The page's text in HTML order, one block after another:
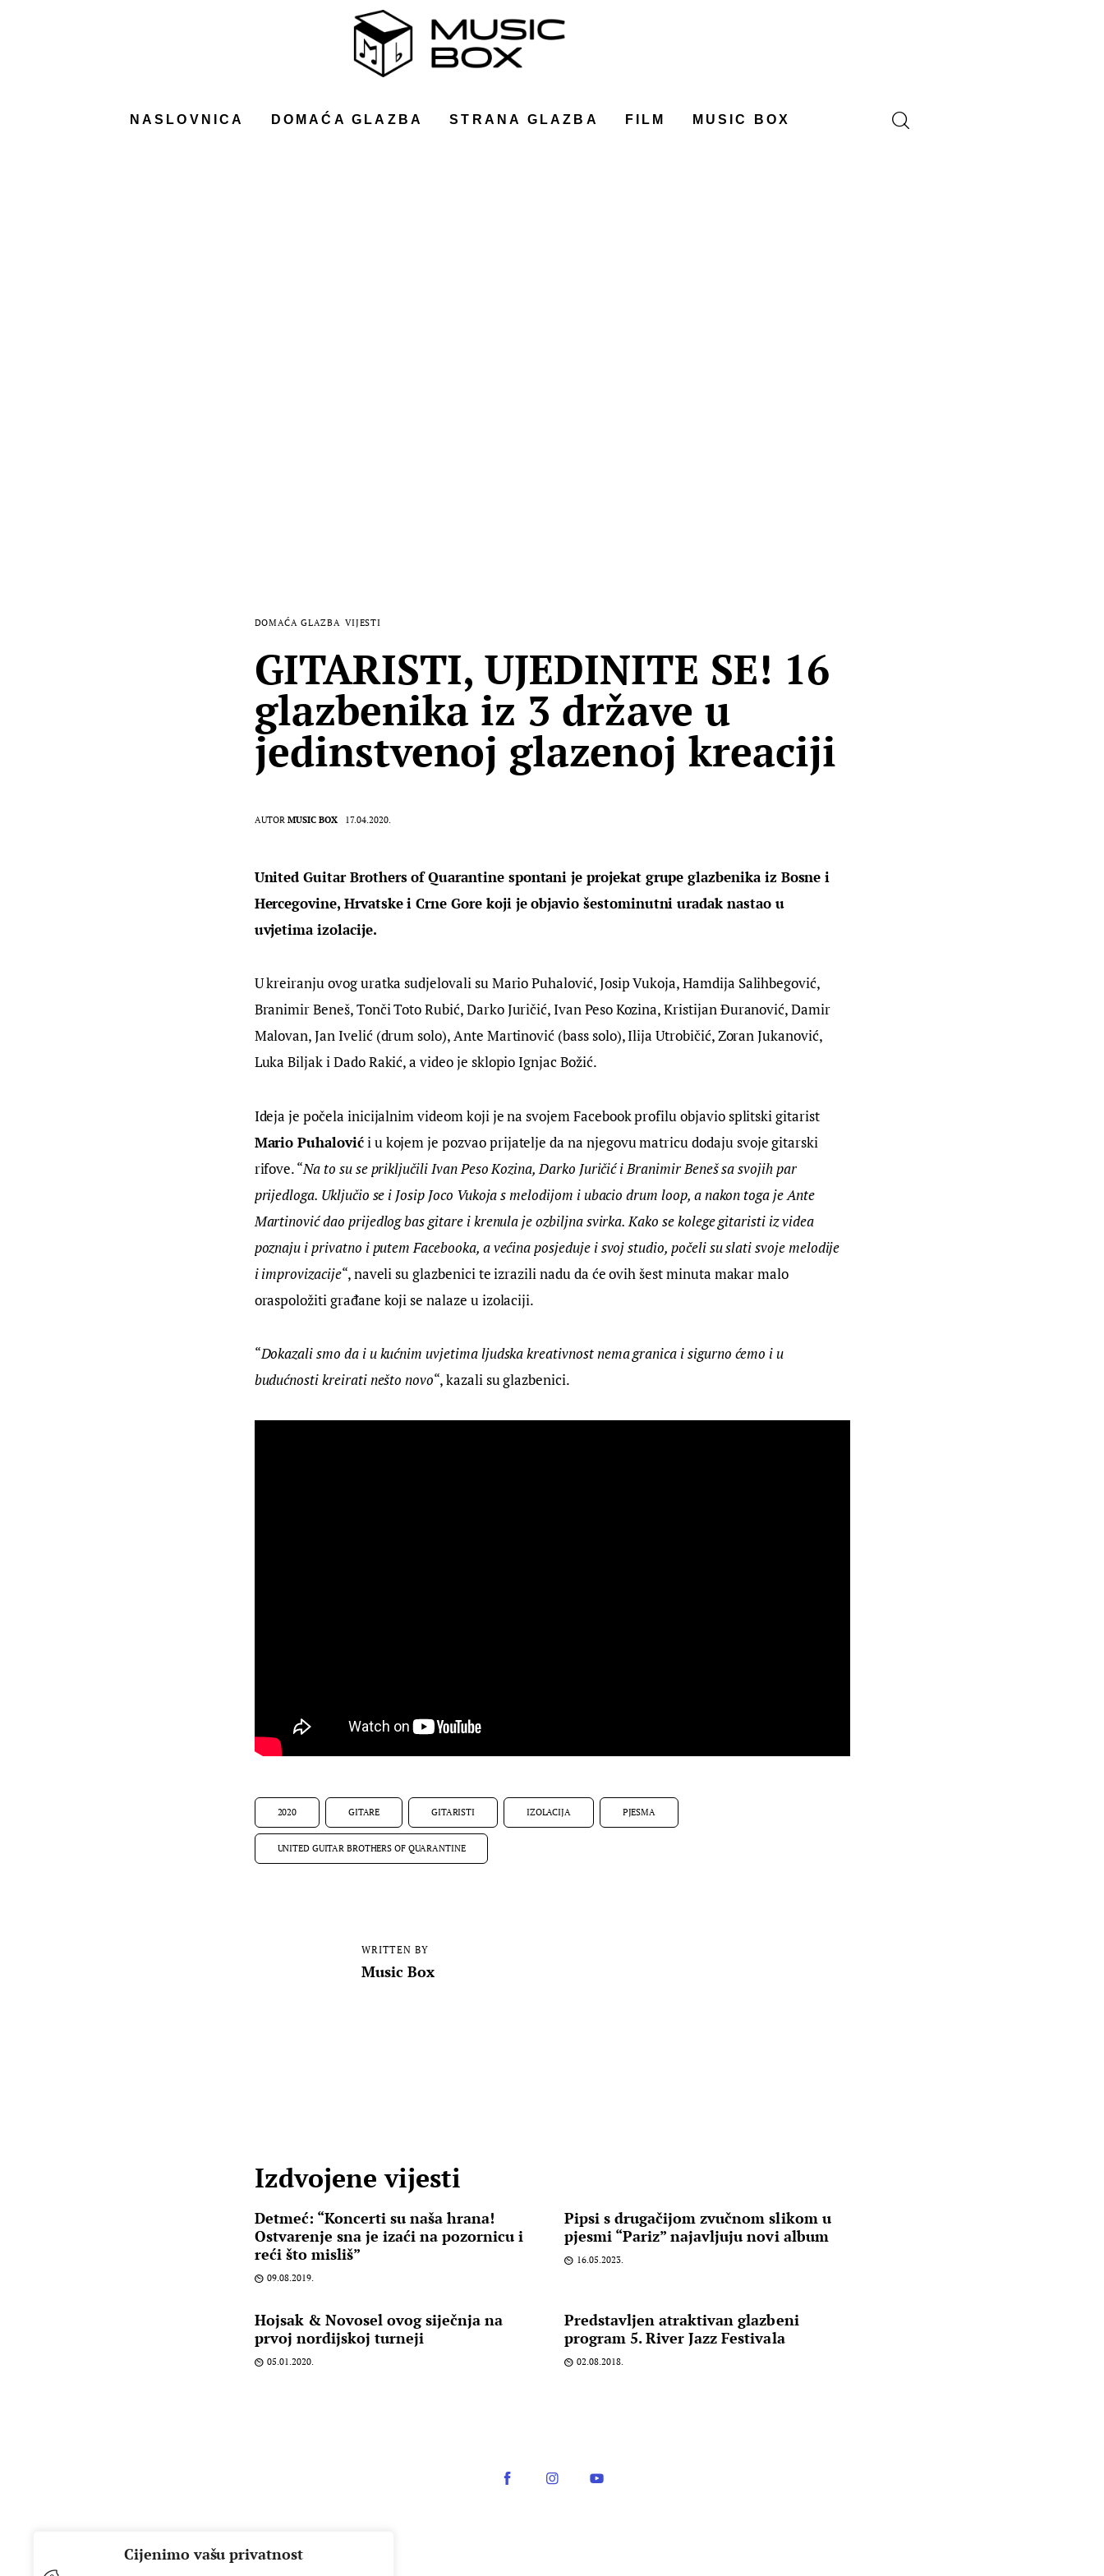
Cijenimo vašu privatnost
NASLOVNICA DOMAĆA GLAZBA STRANA GLAZBA FILM MUSIC BOX
DOMAĆA GLAZBA VIJESTI
GITARISTI, UJEDINITE SE! 16
glazbenika iz 3 države u
jedinstvenoj glazenoj kreaciji
AUTOR MUSIC BOX 17.04.2020.
United Guitar Brothers of Quarantine spontani je projekat grupe glazbenika iz Bosne i
Hercegovine, Hrvatske i Crne Gore koji je objavio šestominutni uradak nastao u
uvjetima izolacije.
U kreiranju ovog uratka sudjelovali su Mario Puhalović, Josip Vukoja, Hamdija Salihbegović,
Branimir Beneš, Tonči Toto Rubić, Darko Juričić, Ivan Peso Kozina, Kristijan Đuranović, Damir
Malovan, Jan Ivelić (drum solo), Ante Martinović (bass solo), Ilija Utrobičić, Zoran Jukanović,
Luka Biljak i Dado Rakić, a video je sklopio Ignjac Božić.
Ideja je počela inicijalnim videom koji je na svojem Facebook profilu objavio splitski gitarist
Mario Puhalović i u kojem je pozvao prijatelje da na njegovu matricu dodaju svoje gitarski
rifove. “Na to su se priključili Ivan Peso Kozina, Darko Juričić i Branimir Beneš sa svojih par
prijedloga. Uključio se i Josip Joco Vukoja s melodijom i ubacio drum loop, a nakon toga je Ante
Martinović dao prijedlog bas gitare i krenula je ozbiljna svirka. Kako se kolege gitaristi iz videa
poznaju i privatno i putem Facebooka, a većina posjeduje i svoj studio, počeli su slati svoje melodije
i improvizacije“, naveli su glazbenici te izrazili nadu da će ovih šest minuta makar malo
oraspoložiti građane koji se nalaze u izolaciji.
“Dokazali smo da i u kućnim uvjetima ljudska kreativnost nema granica i sigurno ćemo i u
budućnosti kreirati nešto novo“, kazali su glazbenici.
2020 GITARE GITARISTI IZOLACIJA PJESMA
UNITED GUITAR BROTHERS OF QUARANTINE
WRITTEN BY
Music Box
Izdvojene vijesti
Detmeć: “Koncerti su naša hrana!
Ostvarenje sna je izaći na pozornicu i
reći što misliš”
09.08.2019.
Pipsi s drugačijom zvučnom slikom u
pjesmi “Pariz” najavljuju novi album
16.05.2023.
Hojsak & Novosel ovog siječnja na
prvoj nordijskoj turneji
05.01.2020.
Predstavljen atraktivan glazbeni
program 5. River Jazz Festivala
02.08.2018.